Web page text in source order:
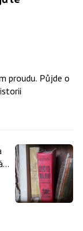
proudu. Půjde o